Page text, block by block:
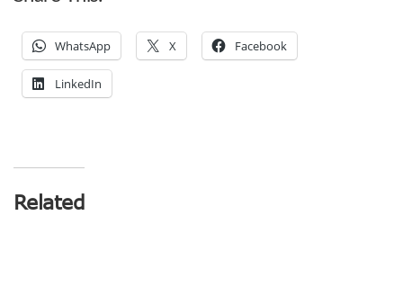
WhatsApp X Facebook
LinkedIn
Related